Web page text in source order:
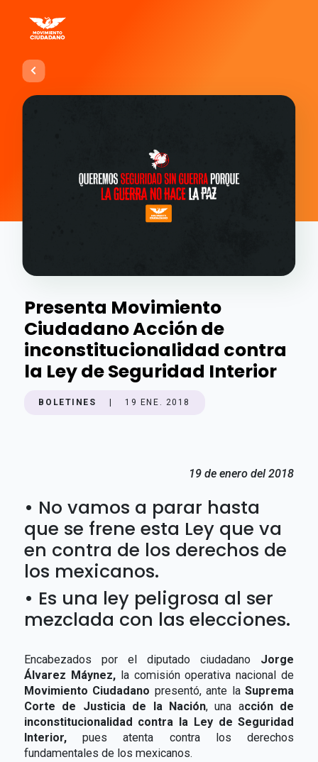
Presenta Movimiento
Ciudadano Acción de
inconstitucionalidad contra
la Ley de Seguridad Interior
BOLETINES 19 ENE. 2018
19 de enero del 2018
• No vamos a parar hasta
que se frene esta Ley que va
en contra de los derechos de
los mexicanos.
• Es una ley peligrosa al ser
mezclada con las elecciones.
Encabezados por el diputado ciudadano Jorge
Álvarez Máynez,la comisión operativa nacional de
Movimiento Ciudadano presentó, ante laSuprema
Corte de Justicia de la Nación, una acción de
inconstitucionalidad contra la Ley de Seguridad
Interior,pues atenta contra los derechos
fundamentales de los mexicanos.